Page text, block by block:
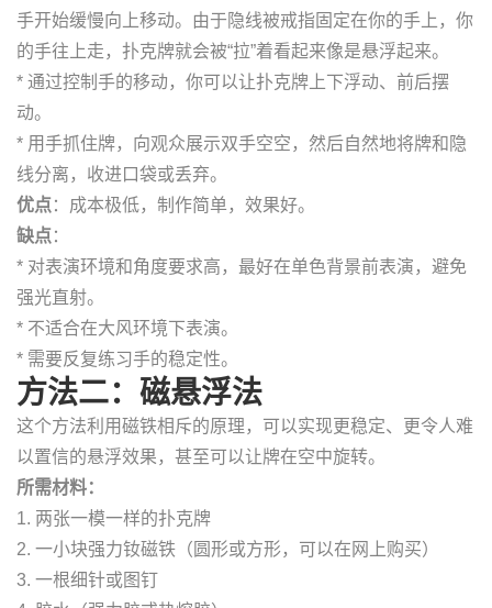
手开始缓慢向上移动。由于隐线被戒指固定在你的手上，你
的手往上走，扑克牌就会被“拉”着看起来像是悬浮起来。
* 通过控制手的移动，你可以让扑克牌上下浮动、前后摆
动。
* 用手抓住牌，向观众展示双手空空，然后自然地将牌和隐
线分离，收进口袋或丢弃。
优点：成本极低，制作简单，效果好。
缺点：
* 对表演环境和角度要求高，最好在单色背景前表演，避免
强光直射。
* 不适合在大风环境下表演。
* 需要反复练习手的稳定性。
方法二：磁悬浮法
这个方法利用磁铁相斥的原理，可以实现更稳定、更令人难
以置信的悬浮效果，甚至可以让牌在空中旋转。
所需材料：
1. 两张一模一样的扑克牌
2. 一小块强力钕磁铁（圆形或方形，可以在网上购买）
3. 一根细针或图钉